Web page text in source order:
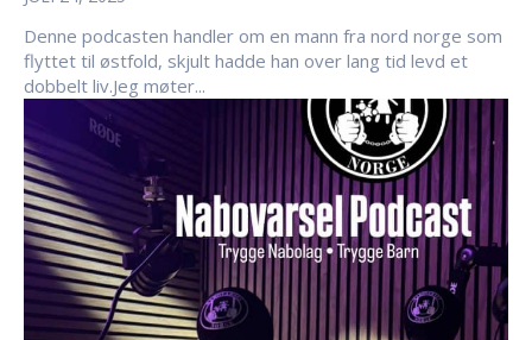
Denne podcasten handler om en mann fra nord norge som
flyttet til østfold, skjult hadde han over lang tid levd et
dobbelt liv.Jeg møter...